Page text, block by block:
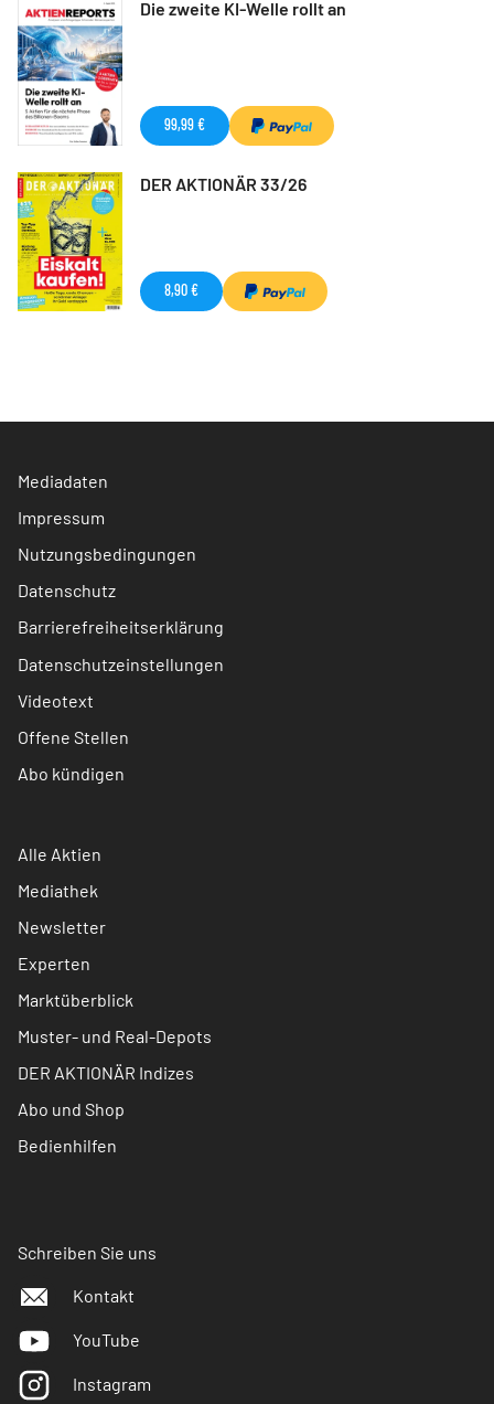
Die zweite KI-Welle rollt an
99,99 €
DER AKTIONÄR 33/26
8,90 €
Mediadaten
Impressum
Nutzungsbedingungen
Datenschutz
Barrierefreiheitserklärung
Datenschutzeinstellungen
Videotext
Offene Stellen
Abo kündigen
Alle Aktien
Mediathek
Newsletter
Experten
Marktüberblick
Muster- und Real-Depots
DER AKTIONÄR Indizes
Abo und Shop
Bedienhilfen
Schreiben Sie uns
Kontakt
YouTube
Instagram